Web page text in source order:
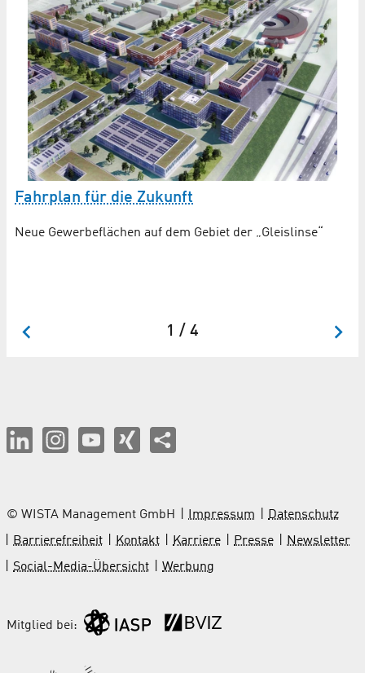
Fahrplan für die Zukunft
Neue Gewerbeflächen auf dem Gebiet der „Gleislinse“
1 / 4
© WISTA Management GmbH Impressum
Datenschutz
Barrierefreiheit
Kontakt Karriere Presse
Newsletter
Social-Media-Übersicht
Werbung
Mitglied bei: